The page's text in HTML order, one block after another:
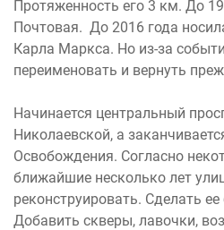
Протяженность его 3 км. До
Почтовая. До 2016 года
Карла Маркса. Но из-за
переименовать и вернуть
Начинается центральный
Николаевской, а
Освобождения. Согласно
ближайшие несколько лет
реконструировать. Сделать
Добавить скверы, лавочки,